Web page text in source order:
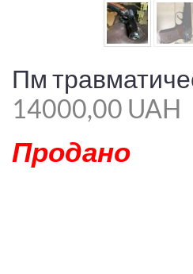
Пм
14000,00 UAH
Продано